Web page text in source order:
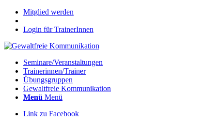
Mitglied werden
Login für TrainerInnen
Seminare/Veranstaltungen
Trainerinnen/Trainer
Übungsgruppen
Gewaltfreie Kommunikation
Menü Menü
Link zu Facebook